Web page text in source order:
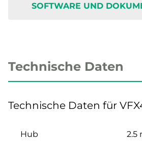
SOFTWARE UND
Technische Daten
Technische Daten für
Hub 2.5